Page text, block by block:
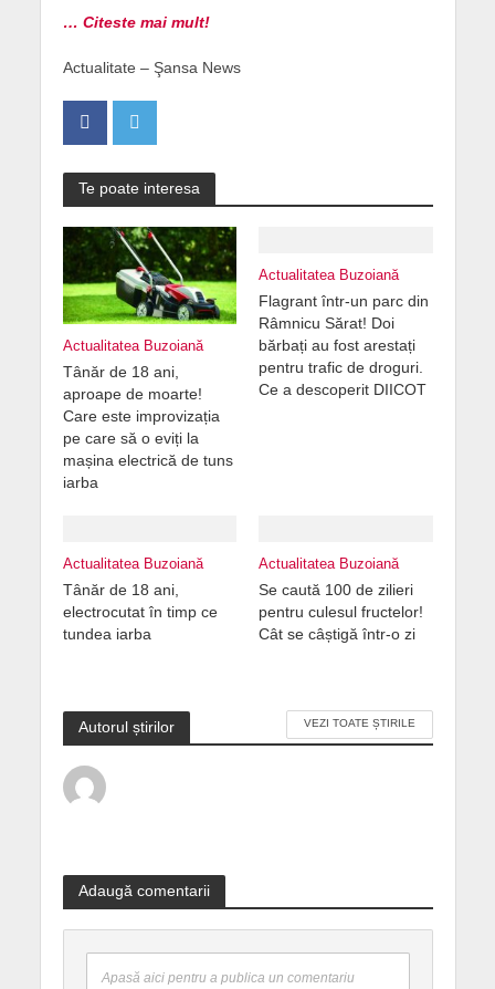
… Citeste mai mult!
Actualitate – Şansa News
Te poate interesa
Actualitatea Buzoiană
Tânăr de 18 ani,
aproape de moarte!
Care este improvizația
pe care să o eviți la
mașina electrică de tuns
iarba
Actualitatea Buzoiană
Flagrant într-un parc din
Râmnicu Sărat! Doi
bărbați au fost arestați
pentru trafic de droguri.
Ce a descoperit DIICOT
Actualitatea Buzoiană
Tânăr de 18 ani,
electrocutat în timp ce
tundea iarba
Actualitatea Buzoiană
Se caută 100 de zilieri
pentru culesul fructelor!
Cât se câștigă într-o zi
Autorul știrilor VEZI TOATE ȘTIRILE
Adaugă comentarii
Apasă aici pentru a publica un comentariu